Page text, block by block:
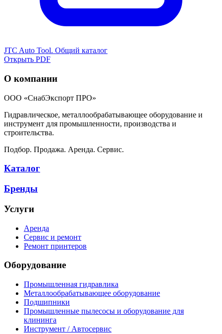
JTC Auto Tool. Общий каталог
Открыть PDF
О компании
ООО «СнабЭкспорт ПРО»
Гидравлическое, металлообрабатывающее оборудование и
инструмент для промышленности, производства и
строительства.
Подбор. Продажа. Аренда. Сервис.
Каталог
Бренды
Услуги
Аренда
Сервис и ремонт
Ремонт принтеров
Оборудование
Промышленная гидравлика
Металлообрабатывающее оборудование
Подшипники
Промышленные пылесосы и оборудование для
клининга
Инструмент / Автосервис